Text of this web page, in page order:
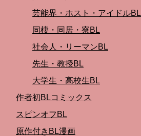
芸能界・ホスト・アイドルBL
同棲・同居・寮BL
社会人・リーマンBL
先生・教授BL
大学生・高校生BL
作者初BLコミックス
スピンオフBL
原作付きBL漫画